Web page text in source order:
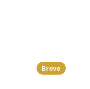
Breve